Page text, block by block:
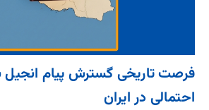
فرصت تاریخی گسترش پیام انجیل
احتمالی در ایران